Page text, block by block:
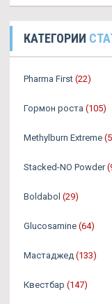
КАТЕГОРИИ
Pharma First (22)
Гормон роста (105)
Methylburn Extreme
Stacked-NO Powder
Boldabol (29)
Glucosamine (64)
Мастаджед (133)
Квестбар (147)